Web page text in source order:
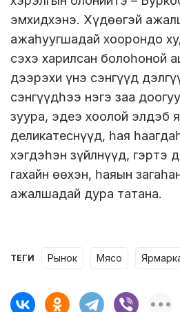
эмхидхэнэ. Хүдөөгэй
ажаһуугшадай хоорондо
сэхэ харилсан болоһоной
дээрэхи үнэ сэнгүүд
сэнгүүдһээ нэгэ заа
зуура, эдеэ хоолой элдэб
деликатеснүүд, һая
хэгдэһэн зүйлнүүд, гэртэ
гахайн өөхэн, һаяын
ажалшадай дура татана.
ТЕГИ рынок мясо